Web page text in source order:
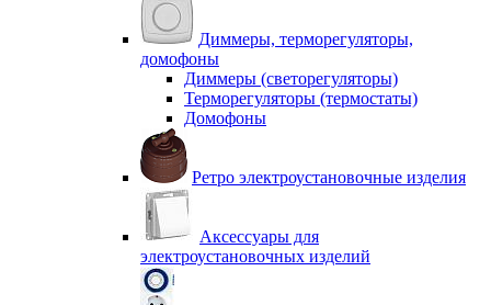
Диммеры, терморегуляторы,
домофоны
Диммеры (светорегуляторы)
Терморегуляторы (термостаты)
Домофоны
Ретро электроустановочные изделия
Аксессуары для
электроустановочных изделий